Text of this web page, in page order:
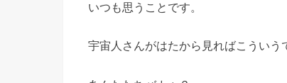
いつも思うことです。
宇宙人さんがはたから見ればこういう